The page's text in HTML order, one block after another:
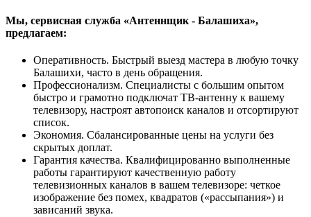
Мы, сервисная служба «Антеннщик - Балашиха»,
предлагаем:
Оперативность. Быстрый выезд мастера в любую точку
Балашихи, часто в день обращения.
Профессионализм. Специалисты с большим опытом
быстро и грамотно подключат ТВ-антенну к вашему
телевизору, настроят автопоиск каналов и отсортируют
список.
Экономия. Сбалансированные цены на услуги без
скрытых доплат.
Гарантия качества. Квалифицированно выполненные
работы гарантируют качественную работу
телевизионных каналов в вашем телевизоре: четкое
изображение без помех, квадратов («рассыпания») и
зависаний звука.